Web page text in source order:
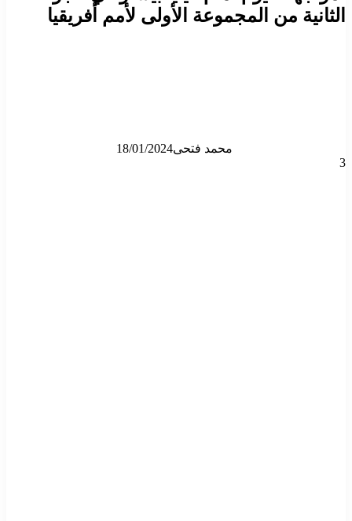
الثانية من المجموعة الأولى لأمم أفريقيا
محمد فتحى18/01/2024
3